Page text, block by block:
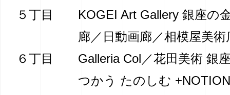
５丁目
KOGEI Art Gallery 銀座の
廊／日動画廊／相模屋美
６丁目
Galleria Col／花田美術 銀
つかう たのしむ